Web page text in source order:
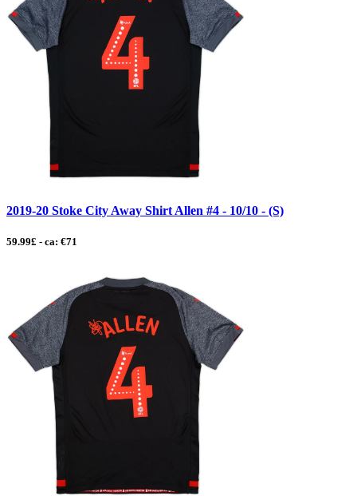
2019-20 Stoke City Away Shirt Allen #4 - 10/10 - (S)
59.99£ - ca: €71